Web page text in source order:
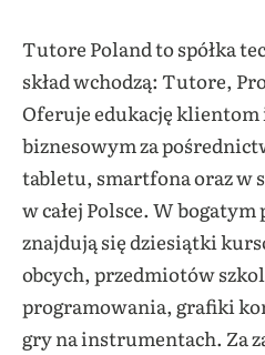
Tutore Poland to spółka
skład wchodzą: Tutore,
Oferuje edukację
biznesowym za
tabletu, smartfona oraz w
w całej Polsce. W
znajdują się dziesiątki
obcych, przedmiotów
programowania, grafiki
gry na instrumentach. Za